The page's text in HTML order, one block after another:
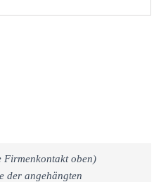
Firmenkontakt oben)
der angehängten